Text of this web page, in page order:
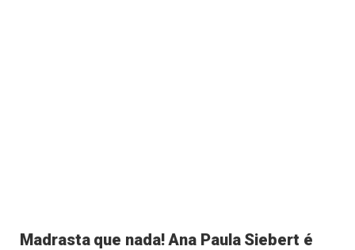
Madrasta que nada! Ana Paula Siebert é